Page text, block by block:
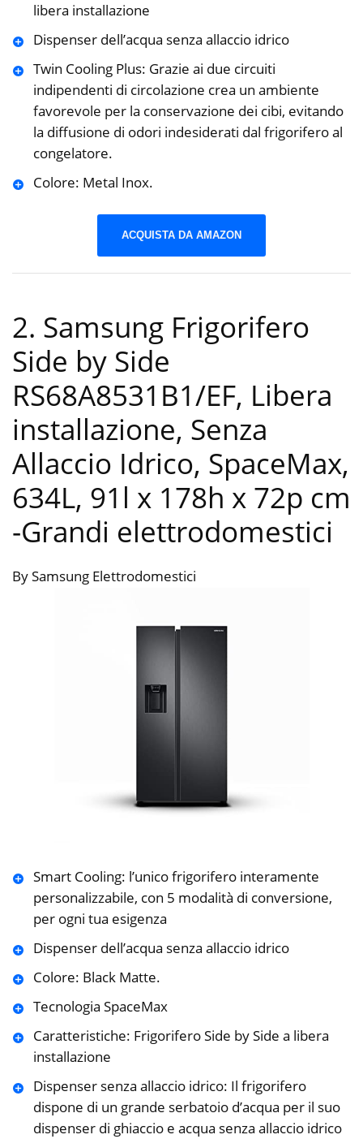
libera installazione
Dispenser dell’acqua senza allaccio idrico
Twin Cooling Plus: Grazie ai due circuiti
indipendenti di circolazione crea un ambiente
favorevole per la conservazione dei cibi, evitando
la diffusione di odori indesiderati dal frigorifero al
congelatore.
Colore: Metal Inox.
ACQUISTA DA AMAZON
2. Samsung Frigorifero
Side by Side
RS68A8531B1/EF, Libera
installazione, Senza
Allaccio Idrico, SpaceMax,
634L, 91l x 178h x 72p cm
-Grandi elettrodomestici
By Samsung Elettrodomestici
Smart Cooling: l’unico frigorifero interamente
personalizzabile, con 5 modalità di conversione,
per ogni tua esigenza
Dispenser dell’acqua senza allaccio idrico
Colore: Black Matte.
Tecnologia SpaceMax
Caratteristiche: Frigorifero Side by Side a libera
installazione
Dispenser senza allaccio idrico: Il frigorifero
dispone di un grande serbatoio d’acqua per il suo
dispenser di ghiaccio e acqua senza allaccio idrico